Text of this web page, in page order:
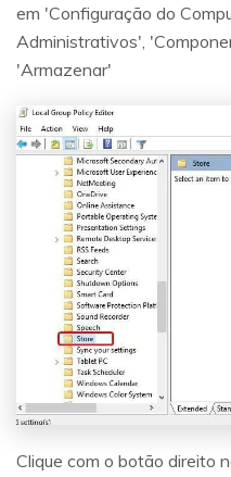
Reparo
Repare suas fotos,
momentos preciosos
Vamos lá
em 'Configuração do
Administrativos',
'Armazenar'
Clique com o botão direito